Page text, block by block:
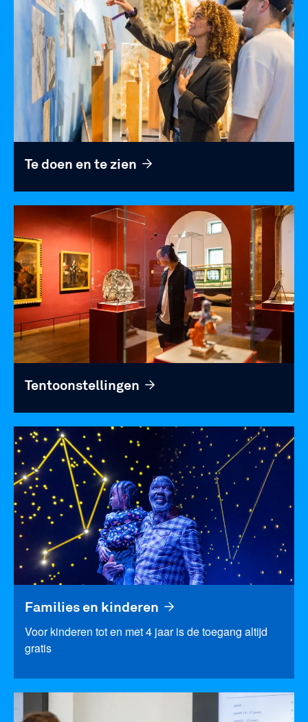
Te doen en te zien
Tentoonstellingen
Families en kinderen
Voor kinderen tot en met 4 jaar is de toegang altijd
gratis